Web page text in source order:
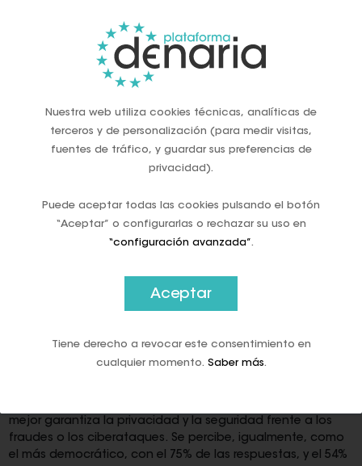
En este sentido, el 15% de la población sitúa el efectivo
como el segundo recurso más importante en una situación
de crisis, tras el agua y los alimentos básicos (60%), por
energía e iluminación (6%).
Asimismo, la encuesta resalta que tres de cada cuatro
personas (74%) consideran que el dinero físico es
desde 2021, y que su uso diario se concentra
especialmente entre las rentas más bajas y las
generaciones de mayor edad, puesto que el 52% de los
entre las rentas altas predomina la tarjeta.
cuentan con estudios primarios declaran sentirse más
mejor garantiza la privacidad y la seguridad frente a los
fraudes o los ciberataques. Se percibe, igualmente, como
el más democrático, con el 75% de las respuestas, y el 54%
Nuestra web utiliza cookies técnicas, analíticas de
terceros y de personalización (para medir visitas,
fuentes de tráfico, y guardar sus preferencias de
privacidad).
Puede aceptar todas las cookies pulsando el botón
“Aceptar” o configurarlas o rechazar su uso en
“configuración avanzada”.
Aceptar
Tiene derecho a revocar este consentimiento en
cualquier momento. Saber más.